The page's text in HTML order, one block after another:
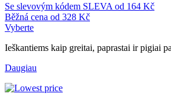
Se slevovým kódem SLEVA od 164 Kč
Běžná cena od 328 Kč
Vyberte
Ieškantiems kaip greitai, paprastai ir pigiai
Daugiau